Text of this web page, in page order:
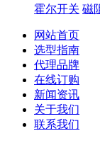
霍尔开关 磁
网站首页
选型指南
代理品牌
在线订购
新闻资讯
关于我们
联系我们